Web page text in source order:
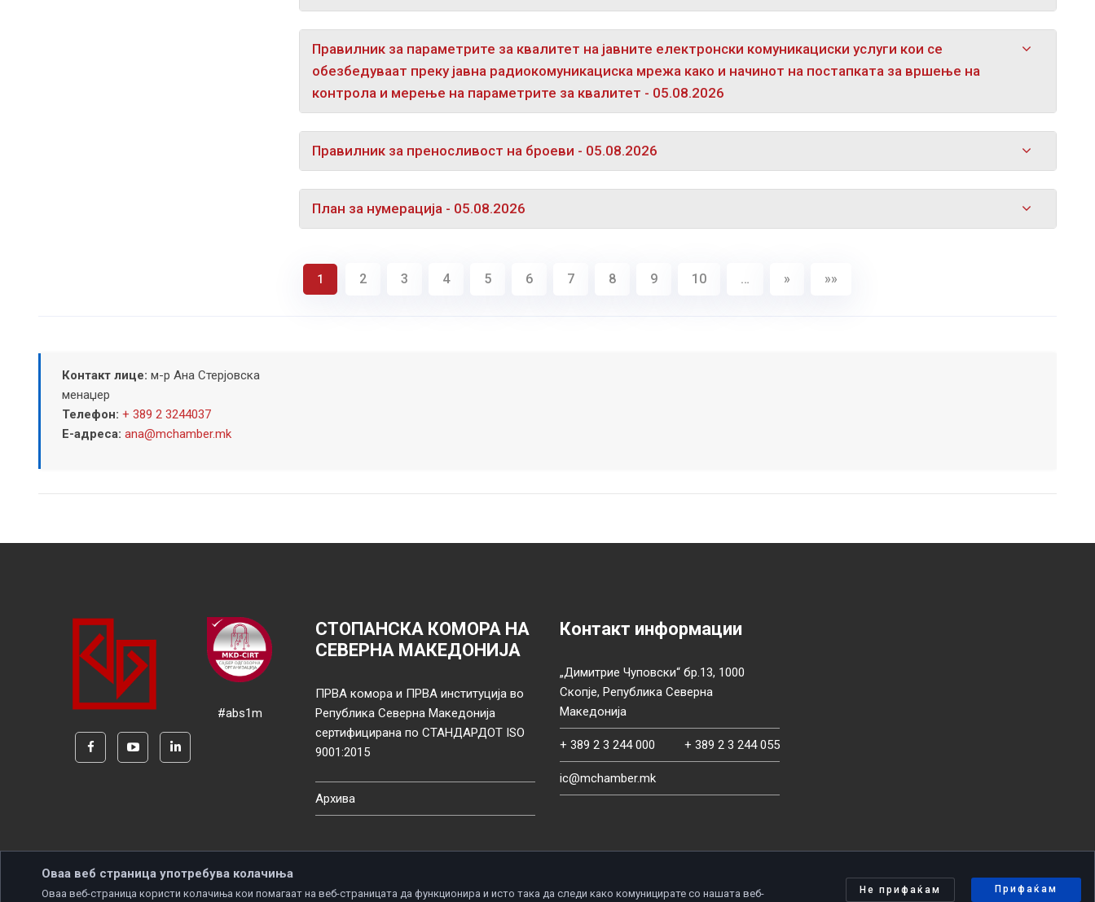
Правилник за параметрите за квалитет на јавните електронски комуникациски услуги кои се
обезбедуваат преку јавна радиокомуникациска мрежа како и начинот на постапката за вршење на
контрола и мерење на параметрите за квалитет - 05.08.2026
Правилник за преносливост на броеви - 05.08.2026
План за нумерација - 05.08.2026
1 2 3 4 5 6 7 8 9 10 … » »»
Контакт лице: м-р Ана Стерјовска
менаџер
Телефон: + 389 2 3244037
Е-адреса: ana@mchamber.mk
#abs1m
СТОПАНСКА КОМОРА НА
СЕВЕРНА МАКЕДОНИЈА
ПРВА комора и ПРВА институција во
Република Северна Македонија
сертифицирана по СТАНДАРДОТ ISO
9001:2015
Архива
Контакт информации
„Димитрие Чуповски“ бр.13, 1000
Скопје, Република Северна
Македонија
+ 389 2 3 244 000 + 389 2 3 244 055
ic@mchamber.mk
Оваа веб страница употребува колачиња
Оваа веб-страница користи колачиња кои помагаат на веб-страницата да функционира и исто така да следи како комуницирате со нашата веб- Не прифаќам Прифаќам